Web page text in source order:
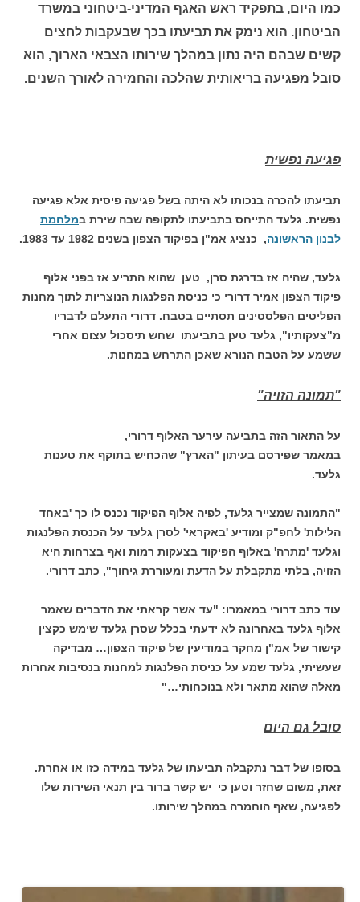
כמו היום, בתפקיד ראש האגף המדיני-ביטחוני במשרד
הביטחון. הוא נימק את תביעתו בכך שבעקבות לחצים
קשים שבהם היה נתון במהלך שירותו הצבאי הארוך, הוא
סובל מפגיעה בריאותית שהלכה והחמירה לאורך השנים.
פגיעה נפשית
תביעתו להכרה בנכותו לא היתה בשל פגיעה פיסית אלא פגיעה
נפשית. גלעד התייחס בתביעתו לתקופה שבה שירת במלחמת
לבנון הראשונה, כנציג אמ"ן בפיקוד הצפון בשנים 1982 עד 1983.
גלעד, שהיה אז בדרגת סרן, טען שהוא התריע אז בפני אלוף
פיקוד הצפון אמיר דרורי כי כניסת הפלנגות הנוצריות לתוך מחנות
הפליטים הפלסטינים תסתיים בטבח. דרורי התעלם לדבריו
מ"צעקותיו", גלעד טען בתביעתו שחש תיסכול עצום אחרי
ששמע על הטבח הנורא שאכן התרחש במחנות.
"תמונה הזויה"
על התאור הזה בתביעה עירער האלוף דרורי,
במאמר שפירסם בעיתון "הארץ" שהכחיש בתוקף את טענות
גלעד.
"התמונה שמצייר גלעד, לפיה אלוף הפיקוד נכנס לו כך 'באחד
הלילות' לחפ"ק ומודיע 'באקראי' לסרן גלעד על הכנסת הפלנגות
וגלעד 'מתרה' באלוף הפיקוד בצעקות רמות ואף בצרחות היא
הזויה, בלתי מתקבלת על הדעת ומעוררת גיחוך", כתב דרורי.
עוד כתב דרורי במאמרו: "עד אשר קראתי את הדברים שאמר
אלוף גלעד באחרונה לא ידעתי בכלל שסרן גלעד שימש כקצין
קישור של אמ"ן מחקר במודיעין של פיקוד הצפון… מבדיקה
שעשיתי, גלעד שמע על כניסת הפלנגות למחנות בנסיבות אחרות
מאלה שהוא מתאר ולא בנוכחותי…"
סובל גם היום
בסופו של דבר נתקבלה תביעתו של גלעד במידה כזו או אחרת.
זאת, משום שחזר וטען כי יש קשר ברור בין תנאי השירות שלו
לפגיעה, שאף הוחמרה במהלך שירותו.